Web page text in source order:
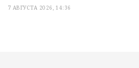
7 АВГУСТА 2026, 14:36